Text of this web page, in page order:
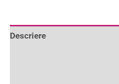
Descriere